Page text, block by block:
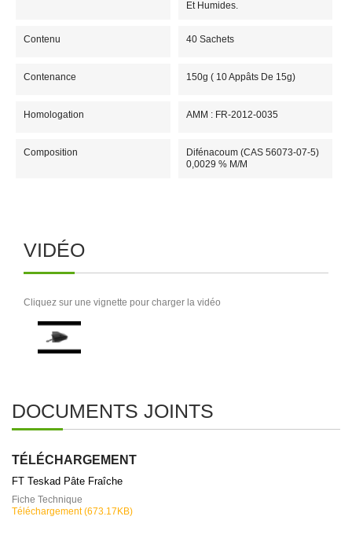
Et Humides.
Contenu 40 Sachets
Contenance 150g ( 10 Appâts De 15g)
Homologation AMM : FR-2012-0035
Composition
Difénacoum (CAS 56073-07-5)
0,0029 % M/m
VIDÉO
Cliquez sur une vignette pour charger la vidéo
DOCUMENTS JOINTS
TÉLÉCHARGEMENT
FT Teskad Pâte Fraîche
Fiche Technique
Téléchargement (673.17KB)